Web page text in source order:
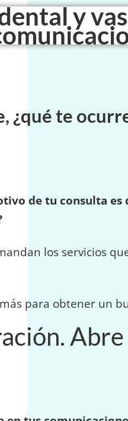
y
¿qué te
de tu consulta es
los servicios
para obtener un
Abre